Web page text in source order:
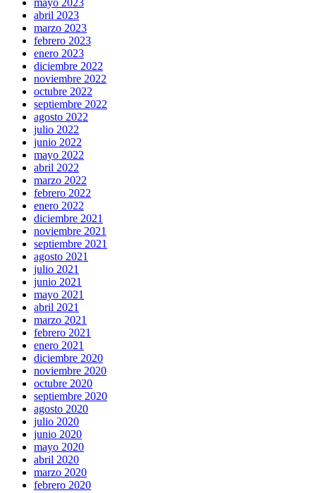
abril 2023
marzo 2023
febrero 2023
enero 2023
diciembre 2022
noviembre 2022
octubre 2022
septiembre 2022
agosto 2022
julio 2022
junio 2022
mayo 2022
abril 2022
marzo 2022
febrero 2022
enero 2022
diciembre 2021
noviembre 2021
septiembre 2021
agosto 2021
julio 2021
junio 2021
mayo 2021
abril 2021
marzo 2021
febrero 2021
enero 2021
diciembre 2020
noviembre 2020
octubre 2020
septiembre 2020
agosto 2020
julio 2020
junio 2020
mayo 2020
abril 2020
marzo 2020
febrero 2020